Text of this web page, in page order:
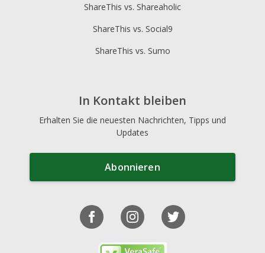
ShareThis vs. Shareaholic
ShareThis vs. Social9
ShareThis vs. Sumo
In Kontakt bleiben
Erhalten Sie die neuesten Nachrichten, Tipps und
Updates
Abonnieren